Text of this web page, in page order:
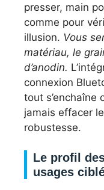
presser, main
comme pour
illusion. Vous
matériau, le
d’anodin.
connexion
tout s’enchaîne
jamais effacer
robustesse.
Le profil
usages